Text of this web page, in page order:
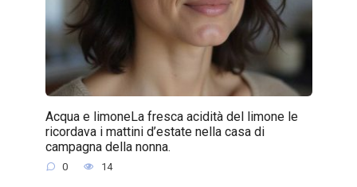
Acqua e limoneLa fresca acidità del limone le
ricordava i mattini d’estate nella casa di
campagna della nonna.
0 14